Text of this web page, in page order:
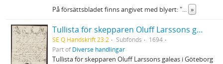
På försättsbladet finns angivet med blyert: "... »
Tullista för skepparen Oluff Larssons galeas
SE Q Handskrift 23:2 Subfonds
1694
Part ofDiverse handlingar
Tullista för skepparen Oluff Larssons galeas i Göteborg